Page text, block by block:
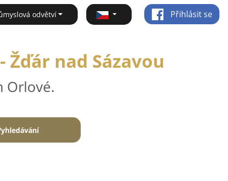
odvětví Přihlásit se
nad Sázavou
Orlové.